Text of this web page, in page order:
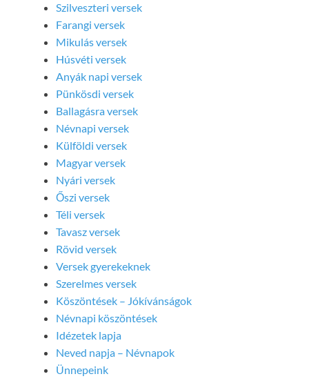
Szilveszteri versek
Farangi versek
Mikulás versek
Húsvéti versek
Anyák napi versek
Pünkösdi versek
Ballagásra versek
Névnapi versek
Külföldi versek
Magyar versek
Nyári versek
Őszi versek
Téli versek
Tavasz versek
Rövid versek
Versek gyerekeknek
Szerelmes versek
Köszöntések – Jókívánságok
Névnapi köszöntések
Idézetek lapja
Neved napja – Névnapok
Ünnepeink